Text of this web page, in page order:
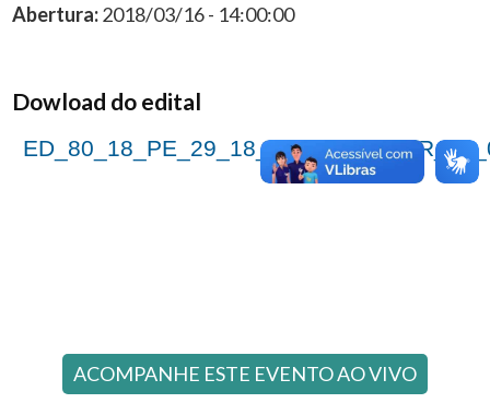
Abertura:2018/03/16 - 14:00:00
Dowload do edital
ACOMPANHE ESTE EVENTO AO VIVO